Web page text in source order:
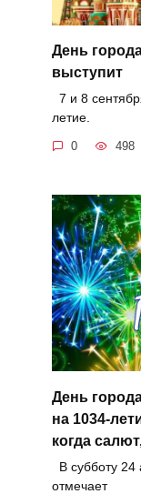
День
выступит
7 и 8
летие.
0 498
День
на 1034-
когда
В субботу 24
отмечает